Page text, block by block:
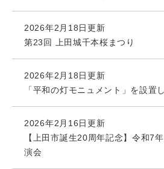
2026年2月18日更新
第23回 上田城千本桜まつり
2026年2月18日更新
「平和の灯モニュメント」を設置
2026年2月16日更新
【上田市誕生20周年記念】令和7
演会